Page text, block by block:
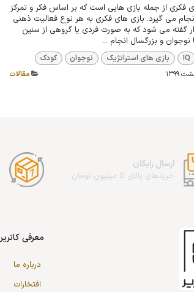
فکری از جمله بازی هایی است که بر اساس فکر و تمرکز
می گیرد. بازی های فکری به هر نوع فعالیت ذهنی
گفته می شود که به صورت فردی یا گروهی از سنین
نوجوان و بزرگسال انجام ...
IQ بازی های استراتژیک نوجوان کودک
مقالات
ارسال رایگان
خریدهای بالای 5 میلیون تومان
معرفی کاتریر
درباره ما
افتخارات